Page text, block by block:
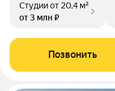
Студииот 20,4 м²
от 3 млн ₽
Позвонить